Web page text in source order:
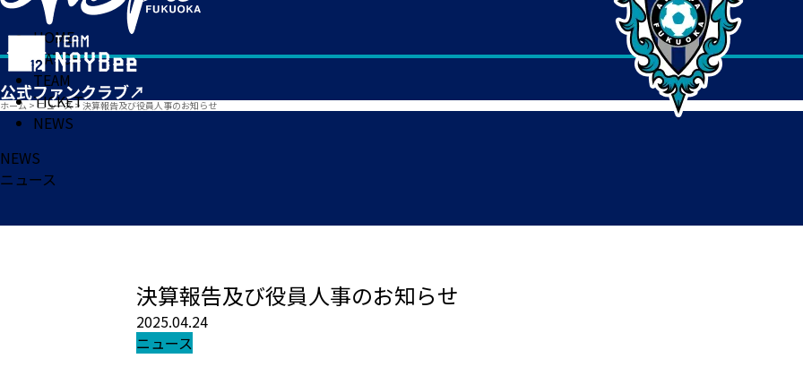
HOME
MATCH
TEAM
TICKET
NEWS
ホーム > ニュース> 決算報告及び役員人事のお知らせ
NEWS
ニュース
決算報告及び役員人事のお知らせ
2025.04.24
ニュース